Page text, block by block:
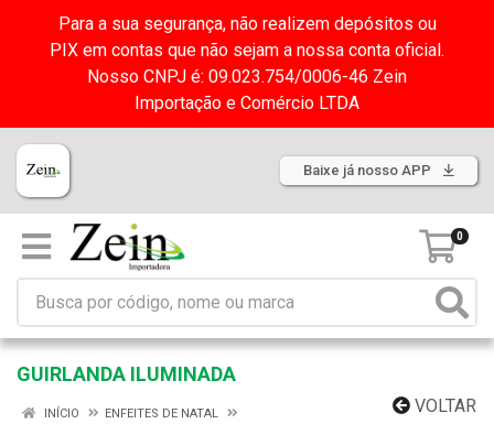
Para a sua segurança, não realizem depósitos ou
PIX em contas que não sejam a nossa conta oficial.
Nosso CNPJ é: 09.023.754/0006-46 Zein
Importação e Comércio LTDA
Baixe já nosso APP
0
GUIRLANDA ILUMINADA
VOLTAR
INÍCIO
ENFEITES DE NATAL